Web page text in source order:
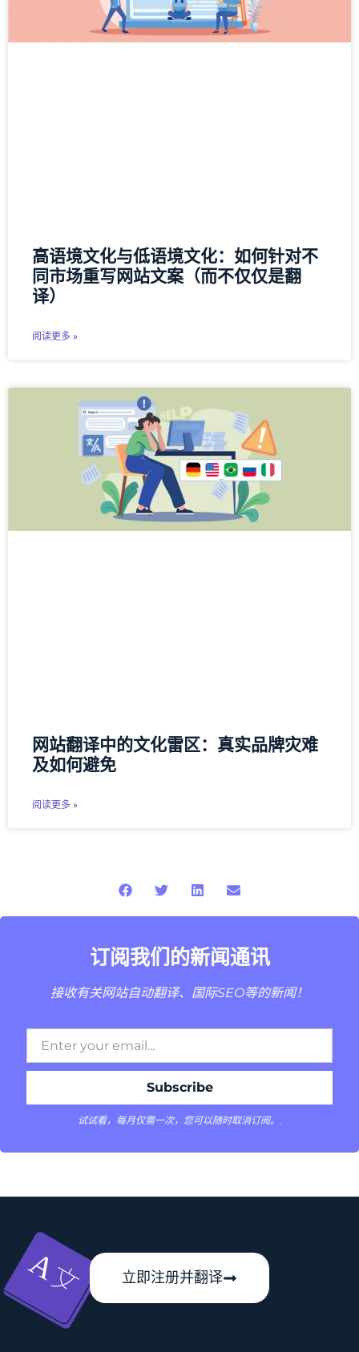
高语境文化与低语境文化：如何针对不
同市场重写网站文案（而不仅仅是翻
译）
阅读更多 »
网站翻译中的文化雷区：真实品牌灾难
及如何避免
阅读更多 »
订阅我们的新闻通讯
接收有关网站自动翻译、国际SEO等的新闻！
试试看，每月仅需一次，您可以随时取消订阅。.
立即注册并翻译